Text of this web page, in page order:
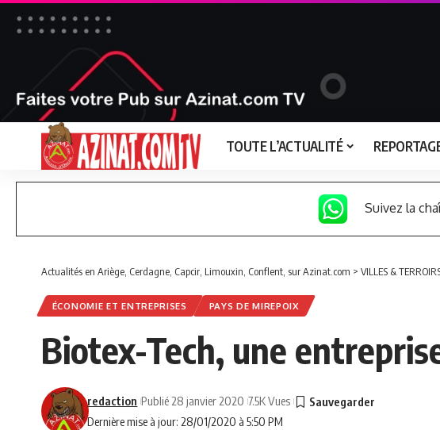
TOUTE L’ACTUALITÉ
Suivez la
Actualités en Ariège, Cerdagne, Capcir, Limouxin, Conflent, sur Azinat.com > VILLES &
ÉCONOMIE ET ENTREPRISES PAYS DE MIREPOIX
Biotex-Tech, une
Dernière mise à jour: 28/01/2020 à 5:50 PM
redaction Publié 28 janvier 2020 7.5K Vues